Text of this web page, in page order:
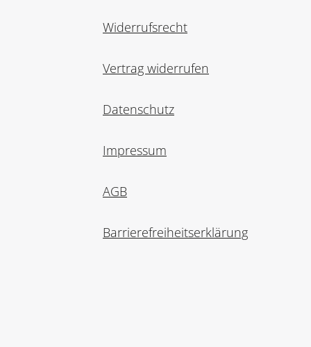
Widerrufsrecht
Vertrag widerrufen
Datenschutz
Impressum
AGB
Barrierefreiheitserklärung